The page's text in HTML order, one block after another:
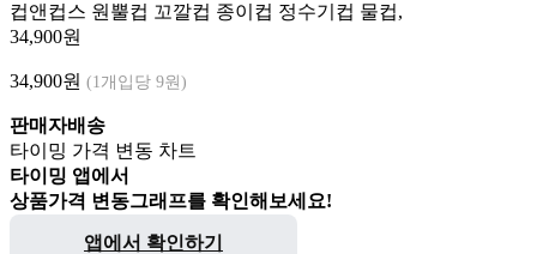
컵앤컵스 원뿔컵 꼬깔컵 종이컵 정수기컵 물컵,
34,900원
34,900원 (1개입당 9원)
판매자배송
타이밍 가격 변동 차트
타이밍 앱에서
상품가격 변동그래프를 확인해보세요!
앱에서 확인하기